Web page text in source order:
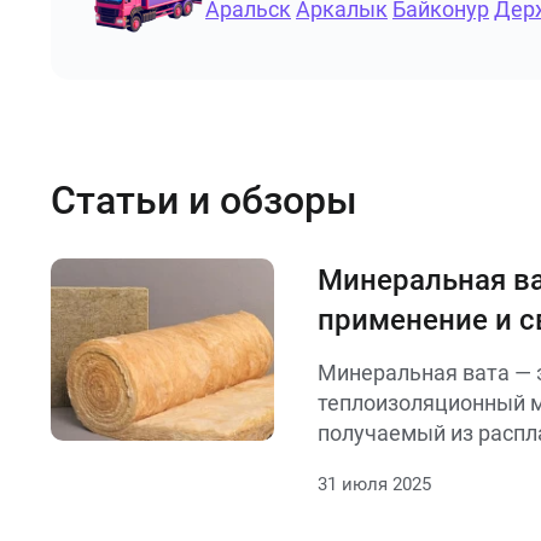
Аральск Аркалык Байконур
Статьи и обзоры
Минеральная
применение и
материала
Минеральная вата —
теплоизоляционный
получаемый из
Обладает низкой
31 июля 2025